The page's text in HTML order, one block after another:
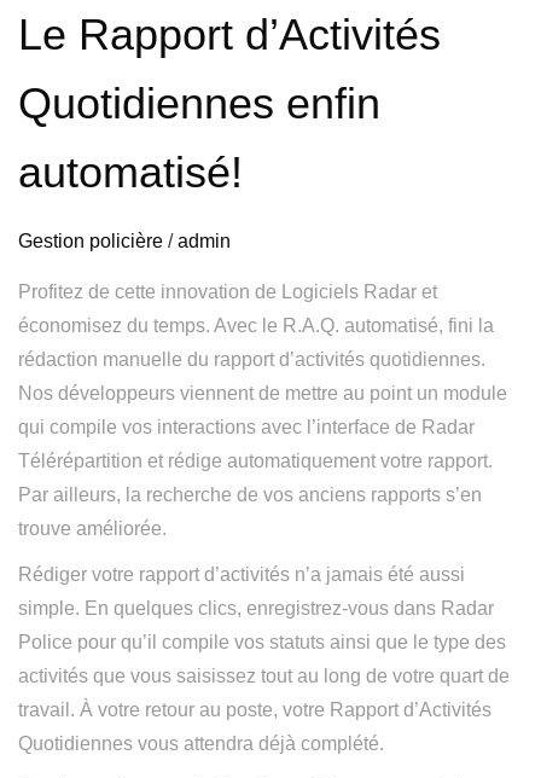
Le Rapport d’Activités
Quotidiennes enfin
automatisé!
Gestion policière /admin
Profitez de cette innovation de Logiciels Radar et
économisez du temps. Avec le R.A.Q. automatisé, fini la
rédaction manuelle du rapport d’activités quotidiennes.
Nos développeurs viennent de mettre au point un module
qui compile vos interactions avec l’interface de Radar
Télérépartition et rédige automatiquement votre rapport.
Par ailleurs, la recherche de vos anciens rapports s’en
trouve améliorée.
Rédiger votre rapport d’activités n’a jamais été aussi
simple. En quelques clics, enregistrez-vous dans Radar
Police pour qu’il compile vos statuts ainsi que le type des
activités que vous saisissez tout au long de votre quart de
travail. À votre retour au poste, votre Rapport d’Activités
Quotidiennes vous attendra déjà complété.